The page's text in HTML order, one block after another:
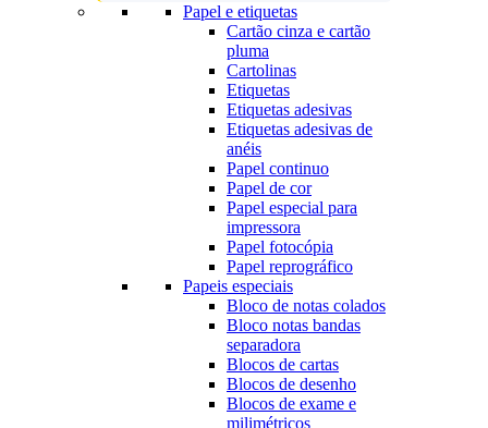
Papel e etiquetas
Cartão cinza e cartão
pluma
Cartolinas
Etiquetas
Etiquetas adesivas
Etiquetas adesivas de
anéis
Papel continuo
Papel de cor
Papel especial para
impressora
Papel fotocópia
Papel reprográfico
Papeis especiais
Bloco de notas colados
Bloco notas bandas
separadora
Blocos de cartas
Blocos de desenho
Blocos de exame e
milimétricos